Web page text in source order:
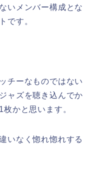
いメンバー構成とな
です。
チーなものではない
ャズを聴き込んでか
かと思います。
いなく惚れ惚れする